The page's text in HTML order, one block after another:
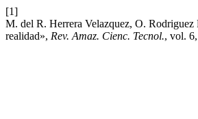
[1]
M. del R. Herrera Velazquez, O.
realidad», Rev. Amaz. Cienc. Tecnol., vol.